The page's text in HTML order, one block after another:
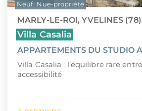
MARLY-LE-ROI, YVELINES (78)
Villa Casalia
APPARTEMENTS DU STUDIO
Villa Casalia : l’équilibre rare
accessibilité
Neuf Nue-propriété